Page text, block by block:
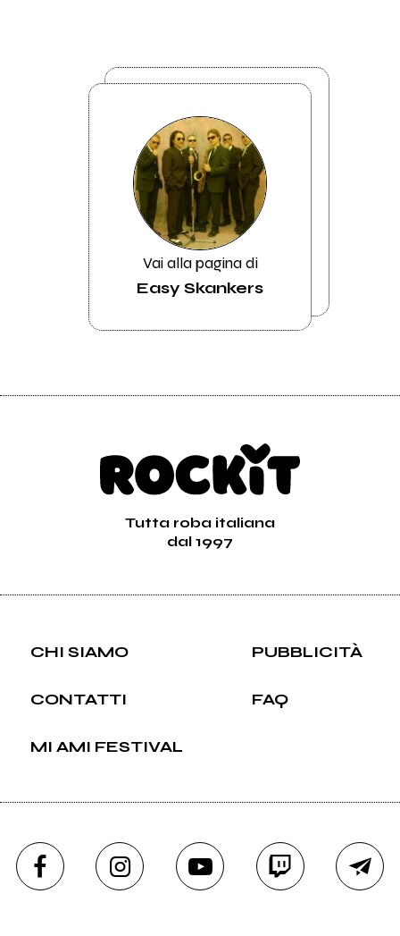
Vai alla pagina di
Easy Skankers
Tutta roba italiana
dal 1997
CHI SIAMO PUBBLICITÀ
CONTATTI FAQ
MI AMI FESTIVAL